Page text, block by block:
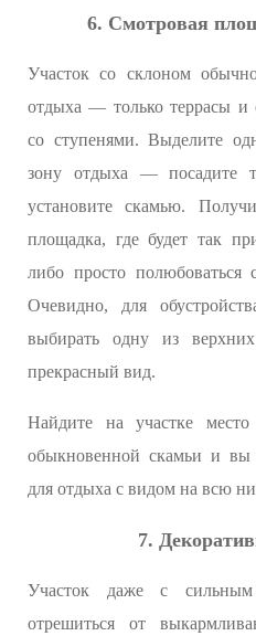
6. Смотровая
Участок со склоном
отдыха — только террасы
со ступенями. Выделите
зону отдыха — посадите
установите скамью.
площадка, где будет так
либо просто
Очевидно, для
выбирать одну из
прекрасный вид.
Найдите на участке
обыкновенной скамьи и вы
для отдыха с видом на всю
7.
Участок даже с
отрешиться от